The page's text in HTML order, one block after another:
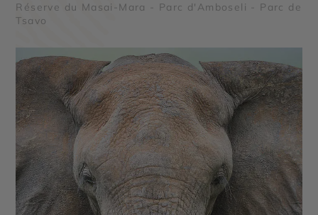
Réserve du Masai-Mara - Parc d'Amboseli - Parc de
Tsavo